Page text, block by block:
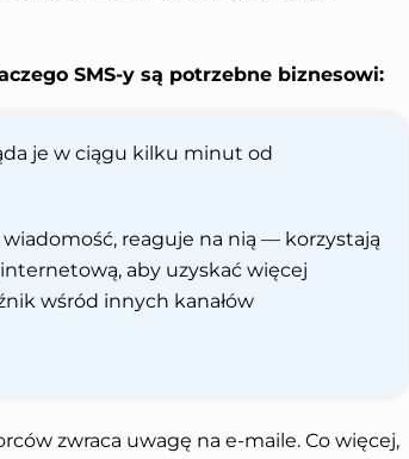
SMS-y są potrzebne biznesowi:
je w ciągu kilku minut od
wiadomość, reaguje na nią — korzystają
aby uzyskać więcej
wśród innych kanałów
zwraca uwagę na e-maile. Co więcej,